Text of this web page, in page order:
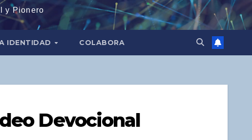
y Pionero
IDENTIDAD COLABORA
Devocional